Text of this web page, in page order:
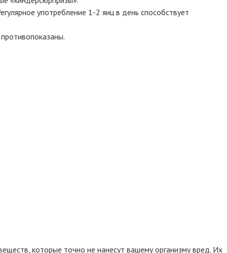
употребление 1-2 яиц в день способствует
которые точно не нанесут вашему организму вред. Их